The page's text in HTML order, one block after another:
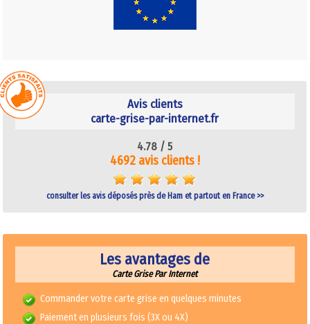
Avis clients
carte-grise-par-internet.fr
4.78 /5
4692 avis clients !
consulter les avis déposés près de Ham et partout en France >>
Les avantages de
Carte Grise Par Internet
Commander votre carte grise en quelques minutes
Paiement en plusieurs fois (3X ou 4X)